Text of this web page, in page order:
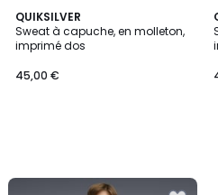
QUIKSILVER
Sweat à capuche, en molleton,
imprimé dos
45,00 €